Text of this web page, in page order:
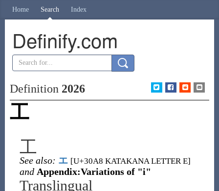
Home Search Index
Definify.com
Definition 2026
工
工
See also: エ [U+30A8 KATAKANA LETTER E]
and Appendix:Variations of "i"
Translingual